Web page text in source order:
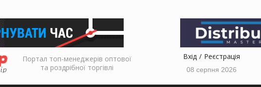
Портал топ-менеджерів оптової
та роздрібної торгівлі
Вхід Реєстрація
08 серпня 2026